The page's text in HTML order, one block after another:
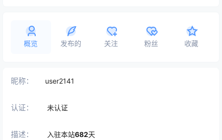
概览 发布的 关注 粉丝 收藏
昵称： user2141
认证： 未认证
描述： 入驻本站682天